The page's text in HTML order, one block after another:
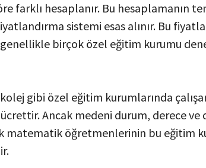
farklı hesaplanır. Bu hesaplamanın
sistemi esas alınır. Bu
birçok özel eğitim kurumu
kolej gibi özel eğitim kurumlarında
ücrettir. Ancak medeni durum, derece
matematik öğretmenlerinin bu eğitim